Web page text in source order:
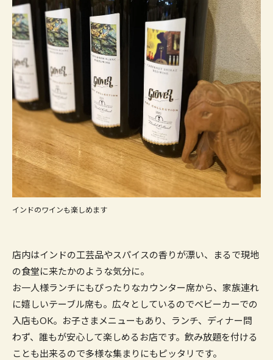
インドのワインも楽しめます
店内はインドの工芸品やスパイスの香りが漂い、まるで現地
の食堂に来たかのような気分に。
お一人様ランチにもぴったりなカウンター席から、家族連れ
に嬉しいテーブル席も。広々としているのでベビーカーでの
入店もOK。お子さまメニューもあり、ランチ、ディナー問
わず、誰もが安心して楽しめるお店です。飲み放題を付ける
ことも出来るので多様な集まりにもピッタリです。